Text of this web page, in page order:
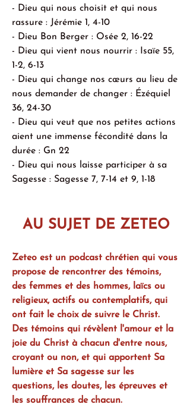
- Dieu qui nous choisit et qui nous
rassure : Jérémie 1, 4-10
- Dieu Bon Berger : Osée 2, 16-22
- Dieu qui vient nous nourrir : Isaïe 55,
1-2, 6-13
- Dieu qui change nos cœurs au lieu de
nous demander de changer : Ézéquiel
36, 24-30
- Dieu qui veut que nos petites actions
aient une immense fécondité dans la
durée : Gn 22
- Dieu qui nous laisse participer à sa
Sagesse : Sagesse 7, 7-14 et 9, 1-18
AU SUJET DE ZETEO
Zeteo est un podcast chrétien qui vous
propose de rencontrer des témoins,
des femmes et des hommes, laïcs ou
religieux, actifs ou contemplatifs, qui
ont fait le choix de suivre le Christ.
Des témoins qui révèlent l'amour et la
joie du Christ à chacun d'entre nous,
croyant ou non, et qui apportent Sa
lumière et Sa sagesse sur les
questions, les doutes, les épreuves et
les souffrances de chacun.